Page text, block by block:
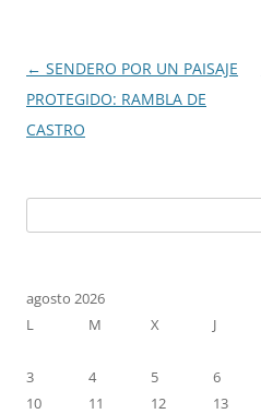
Navegación
de
entradas
← SENDERO POR UN PAISAJE
PROTEGIDO: RAMBLA DE
CASTRO
agosto 2026
L
M X J
3
4 5 6
10
11 12 13